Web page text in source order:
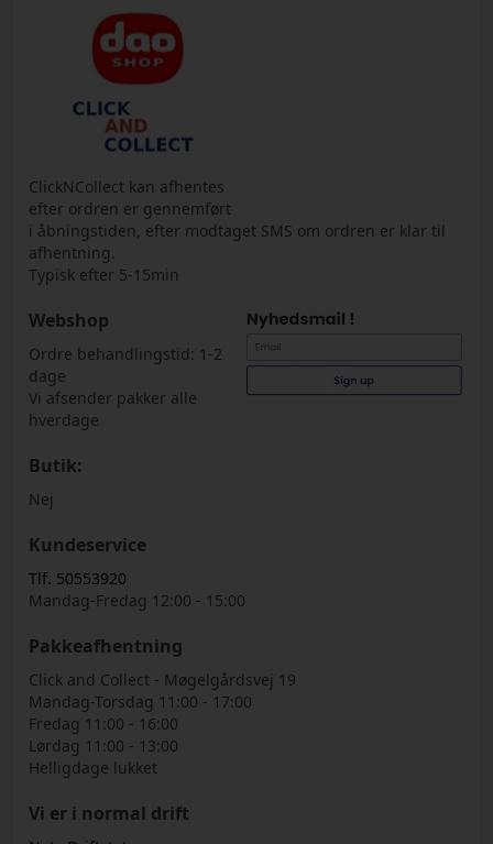
ClickNCollect kan afhentes
efter ordren er gennemført
i åbningstiden, efter modtaget SMS om ordren er klar til
afhentning.
Typisk efter 5-15min
Webshop
Ordre behandlingstid: 1-2
dage
Vi afsender pakker alle
hverdage
Butik:
Nej
Kundeservice
Tlf. 50553920
Mandag-Fredag 12:00 - 15:00
Pakkeafhentning
Click and Collect - Møgelgårdsvej 19
Mandag-Torsdag 11:00 - 17:00
Fredag 11:00 - 16:00
Lørdag 11:00 - 13:00
Helligdage lukket
Vi er i normal drift